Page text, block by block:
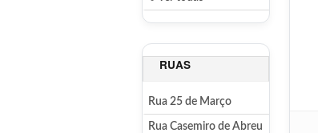
RUAS
Rua 25 de Março
Rua Casemiro de Abreu